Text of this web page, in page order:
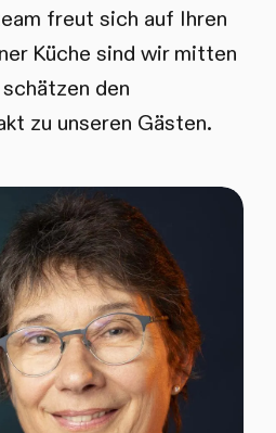
freut sich auf Ihren
Küche sind wir mitten
den
zu unseren Gästen.